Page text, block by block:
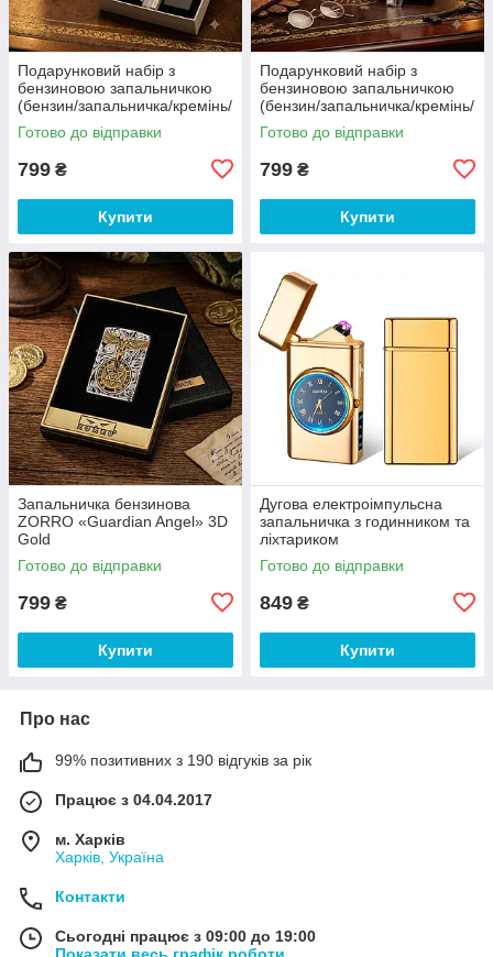
Подарунковий набір з
бензиновою запальничкою
(бензин/запальничка/кремінь/
фітіль) Zorro
Готово до відправки
799 ₴
Купити
Подарунковий набір з
бензиновою запальничкою
(бензин/запальничка/кремінь/
фітіль) Zorro
Готово до відправки
799 ₴
Купити
Запальничка бензинова
ZORRO «Guardian Angel» 3D
Gold
Готово до відправки
799 ₴
Купити
Дугова електроімпульсна
запальничка з годинником та
ліхтариком
Готово до відправки
849 ₴
Купити
Про нас
99% позитивних з 190 відгуків за рік
Працює з 04.04.2017
м. Харків
Харків, Україна
Контакти
Сьогодні працює з 09:00 до 19:00